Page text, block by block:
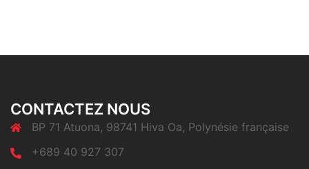
CONTACTEZ NOUS
BP 71 Atuona, 98741 Hiva Oa, Polynésie française
+689 40 927 307